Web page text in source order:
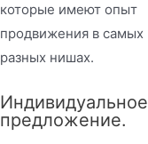
которые имеют опыт
продвижения в самых
разных нишах.
Индивидуальное
предложение.